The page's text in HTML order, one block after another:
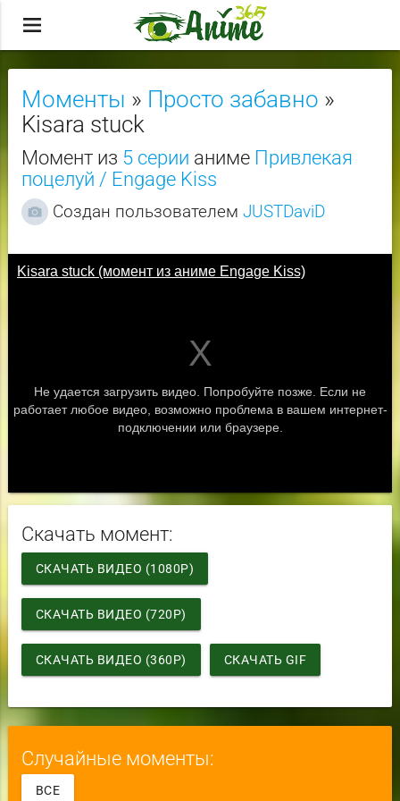
menu
Моменты » Просто забавно »
Kisara stuck
Момент из 5 серии аниме Привлекая
поцелуй / Engage Kiss
Создан пользователем JUSTDaviD
Скачать момент:
СКАЧАТЬ ВИДЕО (1080P)
СКАЧАТЬ ВИДЕО (720P)
СКАЧАТЬ ВИДЕО (360P) СКАЧАТЬ GIF
Случайные моменты:
ВСЕ